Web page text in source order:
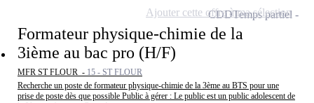
Formateur physique-chimie de la
3ième au bac pro (H/F)
MFR ST FLOUR - 15 - ST FLOUR
Recherche un poste de formateur physique-chimie de la 3ème au BTS pour une
prise de poste dès que possible Public à gérer : Le public est un public adolescent de
CDDTemps partiel
Ajouter cette offre à ma sélection